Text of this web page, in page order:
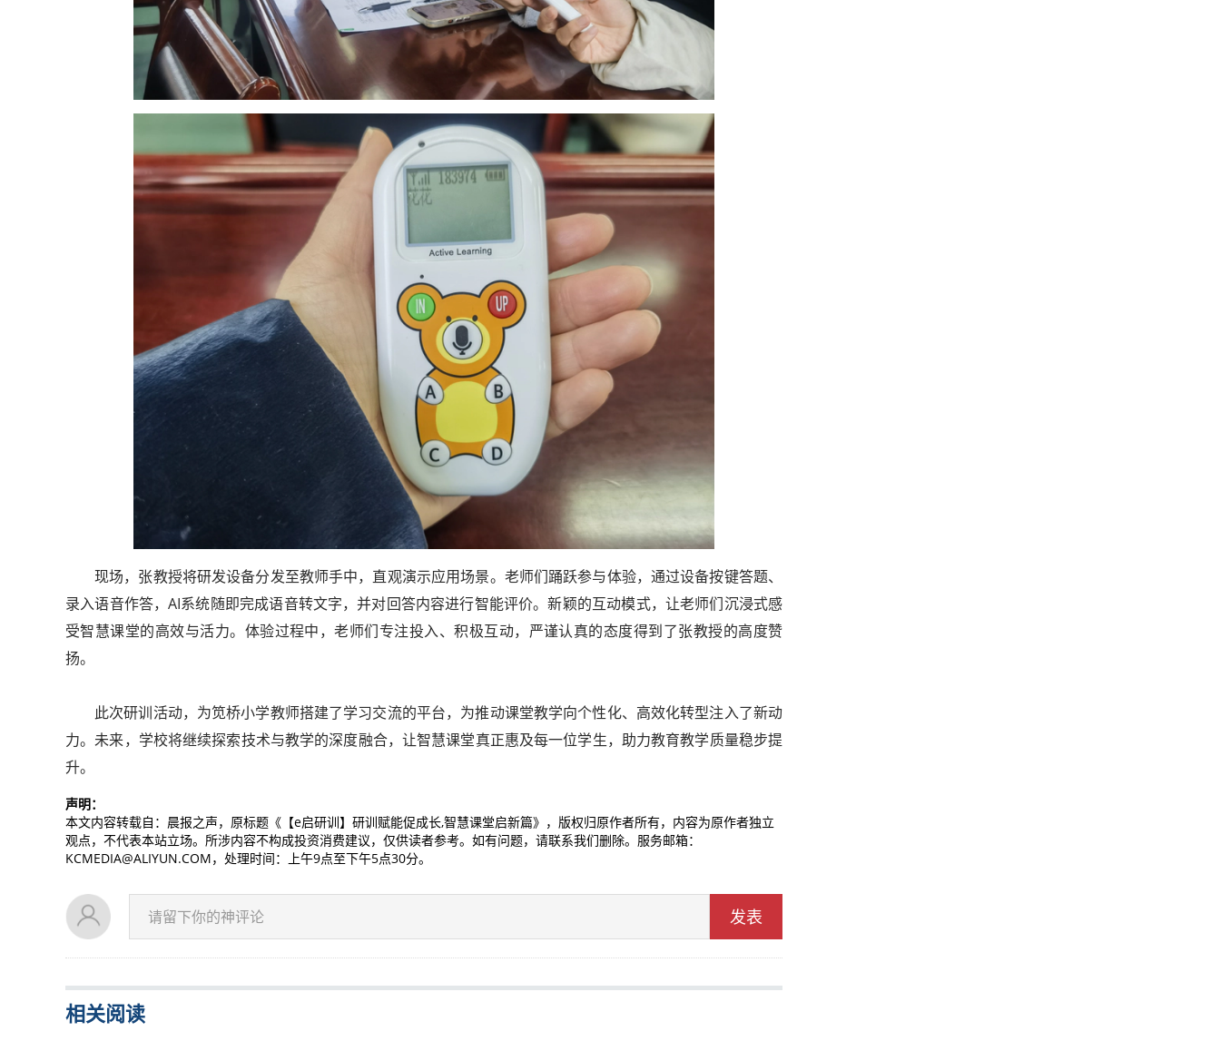
现场，张教授将研发设备分发至教师手中，直观演示应用场景。老师们踊跃参与体验，通过设备按键答题、
录入语音作答，AI系统随即完成语音转文字，并对回答内容进行智能评价。新颖的互动模式，让老师们沉浸式感
受智慧课堂的高效与活力。体验过程中，老师们专注投入、积极互动，严谨认真的态度得到了张教授的高度赞
扬。
此次研训活动，为笕桥小学教师搭建了学习交流的平台，为推动课堂教学向个性化、高效化转型注入了新动
力。未来，学校将继续探索技术与教学的深度融合，让智慧课堂真正惠及每一位学生，助力教育教学质量稳步提
升。
声明：
本文内容转载自：晨报之声，原标题《【e启研训】研训赋能促成长,智慧课堂启新篇》，版权归原作者所有，内容为原作者独立
观点，不代表本站立场。所涉内容不构成投资消费建议，仅供读者参考。如有问题，请联系我们删除。服务邮箱：
KCMEDIA@ALIYUN.COM，处理时间：上午9点至下午5点30分。
请留下你的神评论 发表
相关阅读